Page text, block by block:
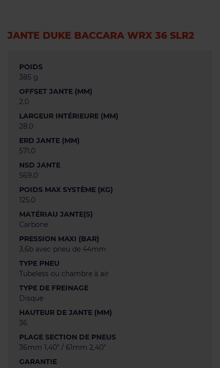
JANTE DUKE BACCARA WRX 36 SLR2
POIDS
385 g
OFFSET JANTE (MM)
2.0
LARGEUR INTÉRIEURE (MM)
28.0
ERD JANTE (MM)
571.0
NSD JANTE
569.0
POIDS MAX SYSTÈME (KG)
125.0
MATÉRIAU JANTE(S)
Carbone
PRESSION MAXI (BAR)
3,6b avec pneu de 44mm
TYPE PNEU
Tubeless ou chambre à air
TYPE DE FREINAGE
Disque
HAUTEUR DE JANTE (MM)
36
PLAGE SECTION DE PNEUS
36mm 1,40" / 61mm 2,40"
GARANTIE